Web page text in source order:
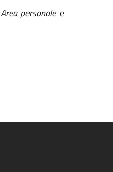
Area personalee